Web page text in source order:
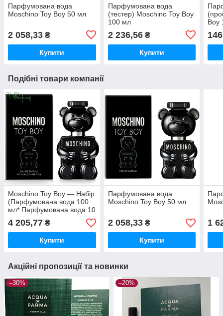
Парфумована вода
Moschino Toy Boy 50 мл
2 058,33 ₴
Купити
Парфумована вода
(тестер) Moschino Toy Boy
100 мл
2 236,56₴
Купити
Boy
Подібні товари компанії
Moschino Toy Boy — Набір
(Парфумована вода 100
мл* Парфумована вода 10
мл* Гель для душу 100
мл* Бальзам після гоління
4 205,77 ₴
Купити
Парфумована вода
Moschino Toy Boy 50 мл
2 058,33₴
Купити
1
Акційні пропозиції та новинки
–30% –20%